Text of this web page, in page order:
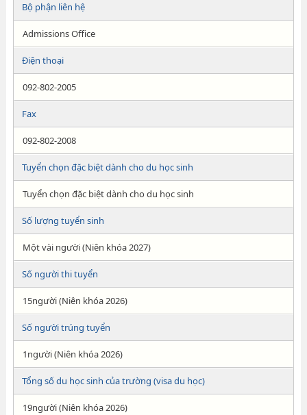
Bộ phận liên hệ
Admissions Office
Điện thoại
092-802-2005
Fax
092-802-2008
Tuyển chọn đặc biệt dành cho du học sinh
Tuyển chọn đặc biệt dành cho du học sinh
Số lượng tuyển sinh
Một vài người (Niên khóa 2027)
Số người thi tuyển
15người (Niên khóa 2026)
Số người trúng tuyển
1người (Niên khóa 2026)
Tổng số du học sinh của trường (visa du học)
19người (Niên khóa 2026)